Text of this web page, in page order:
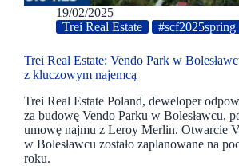
19/02/2025
Trei Real Estate
#scf2025spring
Trei Real Estate: Vendo Park w
z kluczowym najemcą
Trei Real Estate Poland, deweloper
za budowę Vendo Parku w Bolesławcu,
umowę najmu z Leroy Merlin. Otwarcie
w Bolesławcu zostało zaplanowane na
roku.